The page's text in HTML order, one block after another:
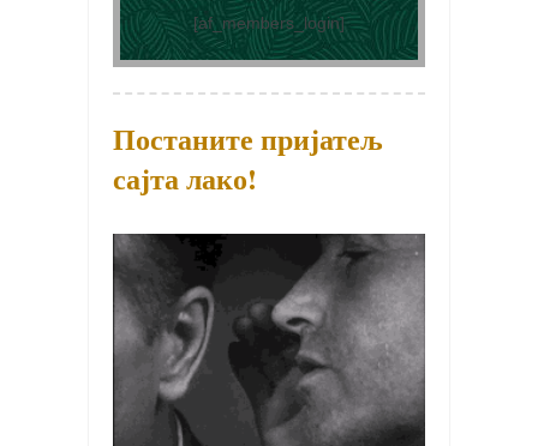
тимбеи рочин
тсунами дојо
програм
снимци наступа
галерија клуба
контакт
бесплатна е-књига
термини тренинга
[af_members_login]
Постаните пријатељ
сајта лако!